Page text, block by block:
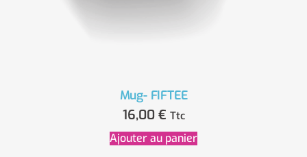
Mug- FIFTEE
16,00 € Ttc
Ajouter au panier